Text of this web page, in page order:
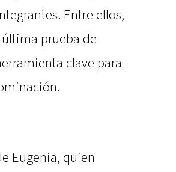
Entre ellos,
prueba de
clave para
Eugenia, quien